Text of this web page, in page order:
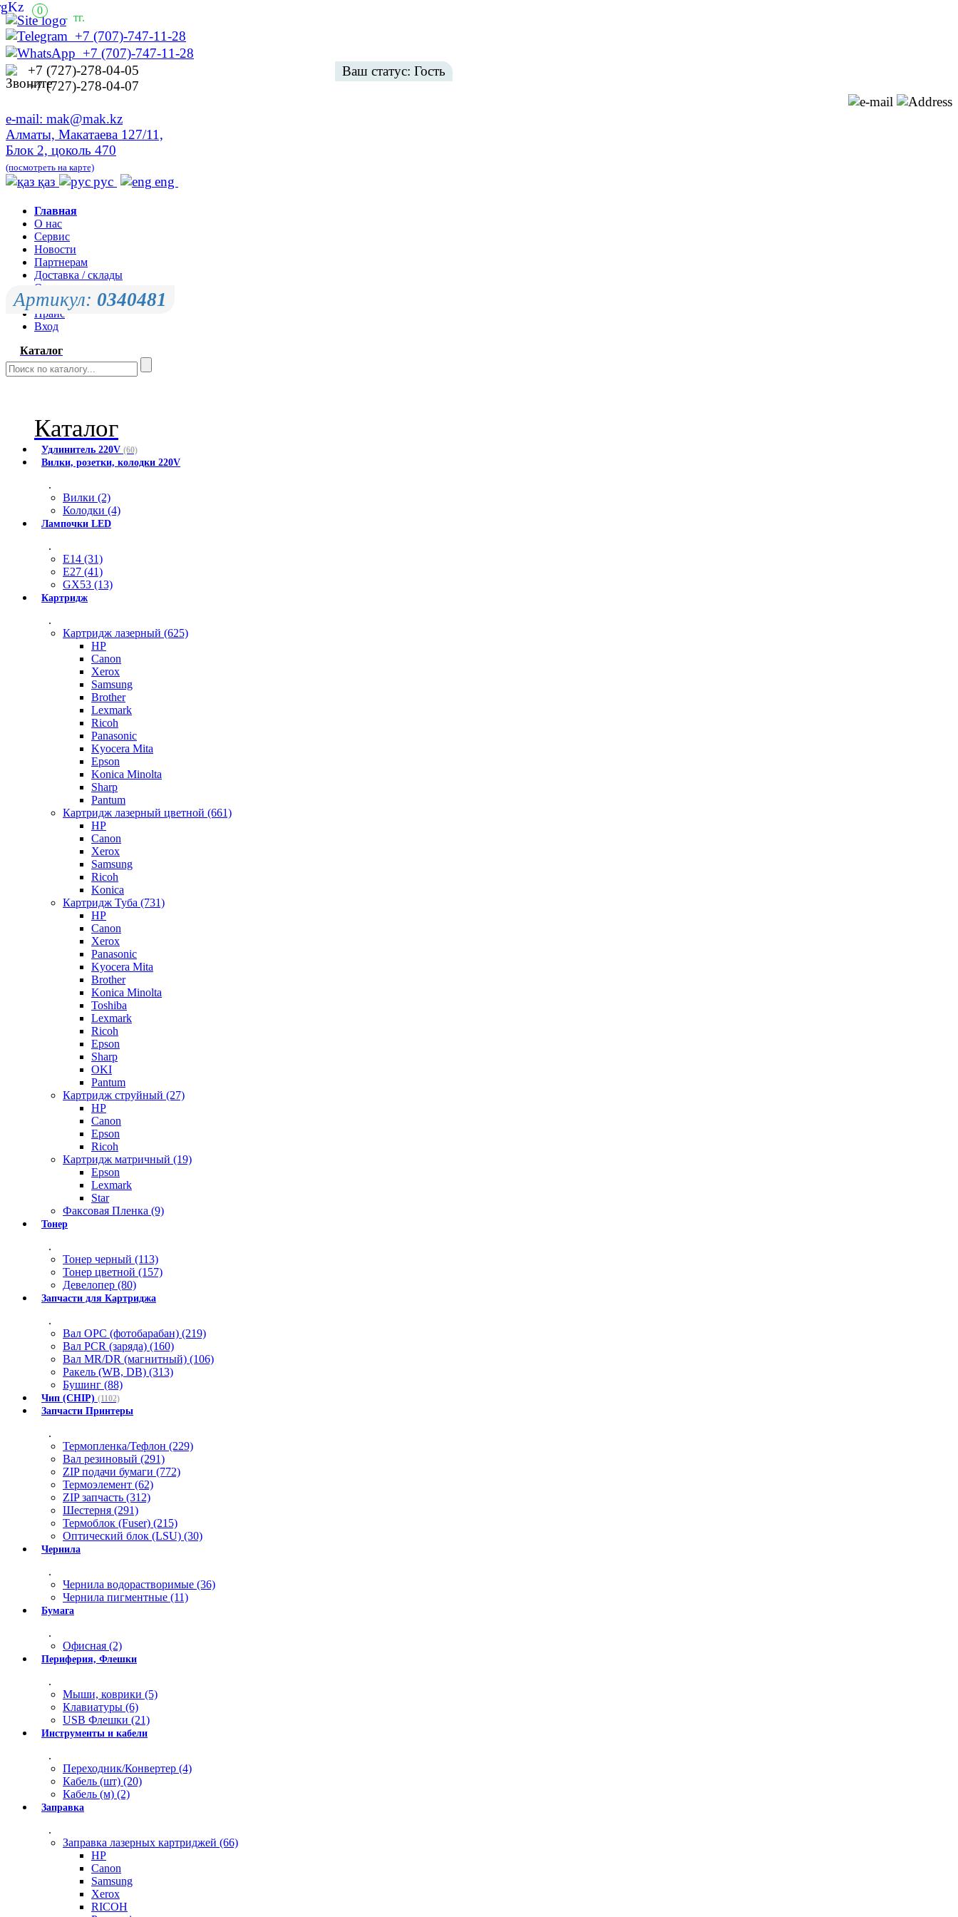
+7 (707)-747-11-28
+7 (707)-747-11-28
+7 (727)-278-04-05
+7 (727)-278-04-07
e-mail: mak@mak.kz
Алматы, Макатаева 127/11,
Блок 2, цоколь 470
(посмотреть на карте)
рус
қаз eng
Ваш статус: Гость
Главная
О нас
Сервис
Новости
Партнерам
Доставка / склады
Оплата
Контакты
Прайс
Вход
Каталог
0
- тг.
Каталог
Удлинитель 220V (60)
Вилки, розетки, колодки 220V
.
Вилки (2)
Колодки (4)
Лампочки LED
.
E14 (31)
E27 (41)
GX53 (13)
Картридж
.
Картридж лазерный (625)
HP
Canon
Xerox
Samsung
Brother
Lexmark
Ricoh
Panasonic
Kyocera Mita
Epson
Konica Minolta
Sharp
Pantum
Картридж лазерный цветной (661)
HP
Canon
Xerox
Samsung
Ricoh
Konica
Картридж Туба (731)
HP
Canon
Xerox
Panasonic
Kyocera Mita
Brother
Konica Minolta
Toshiba
Lexmark
Ricoh
Epson
Sharp
OKI
Pantum
Картридж струйный (27)
HP
Canon
Epson
Ricoh
Картридж матричный (19)
Epson
Lexmark
Star
Факсовая Пленка (9)
Тонер
.
Тонер черный (113)
Тонер цветной (157)
Девелопер (80)
Запчасти для Картриджа
.
Вал OPC (фотобарабан) (219)
Вал PCR (заряда) (160)
Вал MR/DR (магнитный) (106)
Ракель (WB, DB) (313)
Бушинг (88)
Чип (CHIP) (1102)
Запчасти Принтеры
.
Термопленка/Тефлон (229)
Вал резиновый (291)
ZIP подачи бумаги (772)
Термоэлемент (62)
ZIP запчасть (312)
Шестерня (291)
Термоблок (Fuser) (215)
Оптический блок (LSU) (30)
Чернила
.
Чернила водорастворимые (36)
Чернила пигментные (11)
Бумага
.
Офисная (2)
Периферия, Флешки
.
Мыши, коврики (5)
Клавиатуры (6)
USB Флешки (21)
Инструменты и кабели
.
Переходник/Конвертер (4)
Кабель (шт) (20)
Кабель (м) (2)
Заправка
.
Заправка лазерных картриджей (66)
HP
Canon
Samsung
Xerox
RICOH
Артикул: 0340481